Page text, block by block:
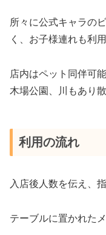
所々に公式キャラの
く、お子様連れも利
店内はペット同伴可
木場公園、川もあり
利用の流れ
入店後人数を伝え、
テーブルに置かれた